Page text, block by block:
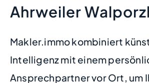
Ahrweiler
Makler.immo kombiniert
Intelligenz mit einem
Ansprechpartner vor Ort, um